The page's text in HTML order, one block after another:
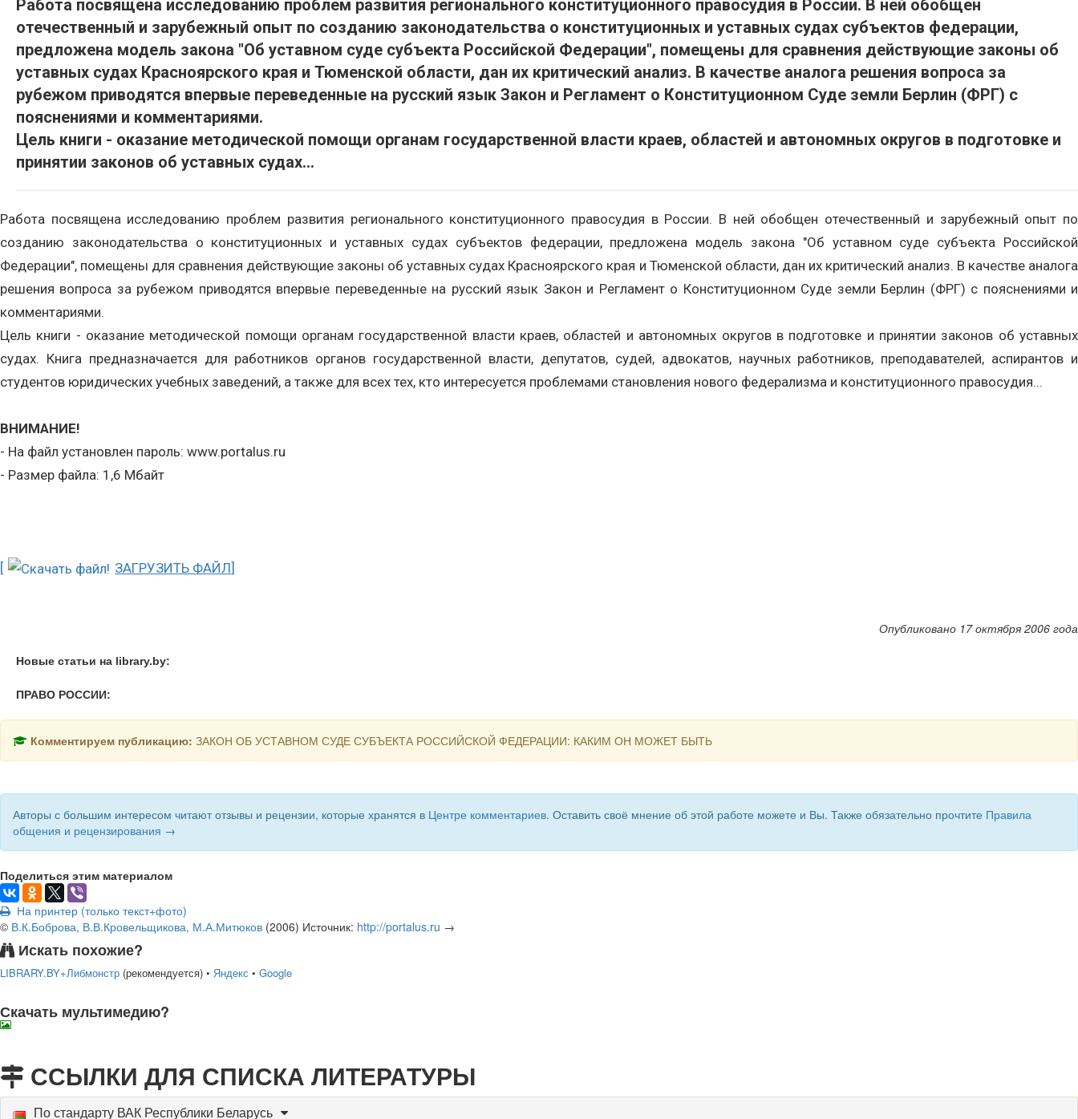
Работа посвящена исследованию проблем развития регионального конституционного правосудия в России. В ней обобщен
отечественный и зарубежный опыт по созданию законодательства о конституционных и уставных судах субъектов федерации,
предложена модель закона "Об уставном суде субъекта Российской Федерации", помещены для сравнения действующие законы об
уставных судах Красноярского края и Тюменской области, дан их критический анализ. В качестве аналога решения вопроса за
рубежом приводятся впервые переведенные на русский язык Закон и Регламент о Конституционном Суде земли Берлин (ФРГ) с
пояснениями и комментариями.
Цель книги - оказание методической помощи органам государственной власти краев, областей и автономных округов в подготовке и
принятии законов об уставных судах...
Работа посвящена исследованию проблем развития регионального конституционного правосудия в России. В ней обобщен отечественный и зарубежный опыт по
созданию законодательства о конституционных и уставных судах субъектов федерации, предложена модель закона "Об уставном суде субъекта Российской
Федерации", помещены для сравнения действующие законы об уставных судах Красноярского края и Тюменской области, дан их критический анализ. В качестве аналога
решения вопроса за рубежом приводятся впервые переведенные на русский язык Закон и Регламент о Конституционном Суде земли Берлин (ФРГ) с пояснениями и
комментариями.
Цель книги - оказание методической помощи органам государственной власти краев, областей и автономных округов в подготовке и принятии законов об уставных
судах. Книга предназначается для работников органов государственной власти, депутатов, судей, адвокатов, научных работников, преподавателей, аспирантов и
студентов юридических учебных заведений, а также для всех тех, кто интересуется проблемами становления нового федерализма и конституционного правосудия...
ВНИМАНИЕ!
- На файл установлен пароль: www.portalus.ru
- Размер файла: 1,6 Мбайт
[ ЗАГРУЗИТЬ ФАЙЛ]
Опубликовано 17 октября 2006 года
Новые статьи на library.by:
ПРАВО РОССИИ:
Комментируем публикацию: ЗАКОН ОБ УСТАВНОМ СУДЕ СУБЪЕКТА РОССИЙСКОЙ ФЕДЕРАЦИИ: КАКИМ ОН МОЖЕТ БЫТЬ
Авторы с большим интересом читают отзывы и рецензии, которые хранятся в Центре комментариев. Оставить своё мнение об этой работе можете и Вы. Также обязательно прочтите Правила
общения и рецензирования →
Поделиться этим материалом
На принтер (только текст+фото)
© В.К.Боброва, В.В.Кровельщикова, М.А.Митюков (2006) Источник: http://portalus.ru →
Искать похожие?
LIBRARY.BY+Либмонстр (рекомендуется) • Яндекс • Google
Скачать мультимедию?
ССЫЛКИ ДЛЯ СПИСКА ЛИТЕРАТУРЫ
По стандарту ВАК Республики Беларусь